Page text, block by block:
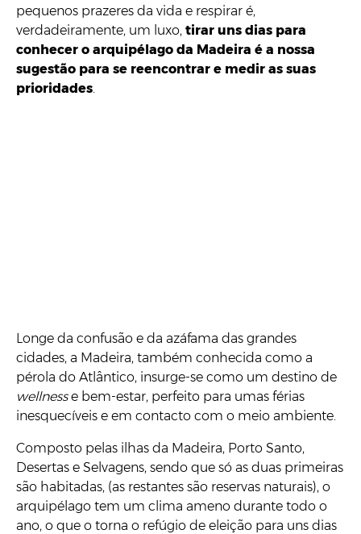
pequenos prazeres da vida e respirar é,
verdadeiramente, um luxo, tirar uns dias para
conhecer o arquipélago da Madeira é a nossa
sugestão para se reencontrar e medir as suas
prioridades.
Longe da confusão e da azáfama das grandes
cidades, a Madeira, também conhecida como a
pérola do Atlântico, insurge-se como um destino de
wellnesse bem-estar, perfeito para umas férias
inesquecíveis e em contacto com o meio ambiente.
Composto pelas ilhas da Madeira, Porto Santo,
Desertas e Selvagens, sendo que só as duas primeiras
são habitadas, (as restantes são reservas naturais), o
arquipélago tem um clima ameno durante todo o
ano, o que o torna o refúgio de eleição para uns dias